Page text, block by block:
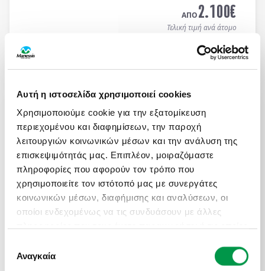
Αυτή η ιστοσελίδα χρησιμοποιεί cookies
Χρησιμοποιούμε cookie για την εξατομίκευση
περιεχομένου και διαφημίσεων, την παροχή
λειτουργιών κοινωνικών μέσων και την ανάλυση της
επισκεψιμότητάς μας. Επιπλέον, μοιραζόμαστε
πληροφορίες που αφορούν τον τρόπο που
χρησιμοποιείτε τον ιστότοπό μας με συνεργάτες
κοινωνικών μέσων, διαφήμισης και αναλύσεων, οι
οποίοι ενδεχομένως να τις συνδυάσουν με άλλες
χρήση των υπηρεσιών τους.
συγκατάθεσης
Αναγκαία
ΑΠΟ2.100€
Τελική τιμή ανά άτομο
ΑΤΟΜΙΚΟ ΤΑΞΙΔΙ ΜΕ ΣΑΦΑΡΙ ΣΤΗΝ ΚΕΝΥΑ &
ΜΟΜΠΑΣΑ
Πληροφορίες
Αναχωρήσεις
13 ημέρες / 10 νύχτες αεροπορικώς σε Ναϊρόμπι -
Αμποσέλι - Ανατολικό Τσάβο - Μομπάσα - Wasini
Island. Αναχωρήσεις κάθε Τρίτη & Πέμπτη από
19/04 έως 10/12/2026 (επιστροφή). Οργανωμένα
Ατομικά Ταξίδια με ελάχιστη συμμετοχή 2 ατόμων.
ON REQUEST
ΑΠΟ3.450